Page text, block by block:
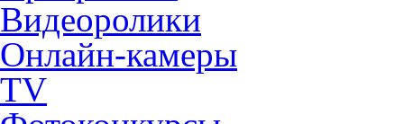
Видеоролики
Онлайн-камеры
TV